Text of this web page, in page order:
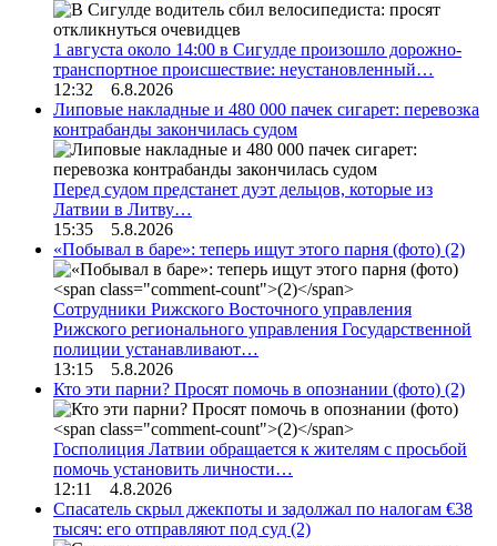
1 августа около 14:00 в Сигулде произошло дорожно-
транспортное происшествие: неустановленный…
12:32 6.8.2026
Липовые накладные и 480 000 пачек сигарет: перевозка
контрабанды закончилась судом
Перед судом предстанет дуэт дельцов, которые из
Латвии в Литву…
15:35 5.8.2026
«Побывал в баре»: теперь ищут этого парня (фото) (2)
Сотрудники Рижского Восточного управления
Рижского регионального управления Государственной
полиции устанавливают…
13:15 5.8.2026
Кто эти парни? Просят помочь в опознании (фото) (2)
Госполиция Латвии обращается к жителям с просьбой
помочь установить личности…
12:11 4.8.2026
Спасатель скрыл джекпоты и задолжал по налогам €38
тысяч: его отправляют под суд (2)